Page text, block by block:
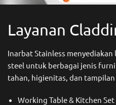
Layanan
Inarbat Stainless
steel untuk berbagai jenis
tahan, higienitas, dan
Working Table & Kitchen Set